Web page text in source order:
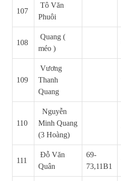
107
Tô Văn
Phuôi
108
Quang (
méo )
109
Vương
Thanh
Quang
110
Nguyễn
Minh Quang
(3 Hoàng)
111
Đỗ Văn
Quân
69-
73,11B1